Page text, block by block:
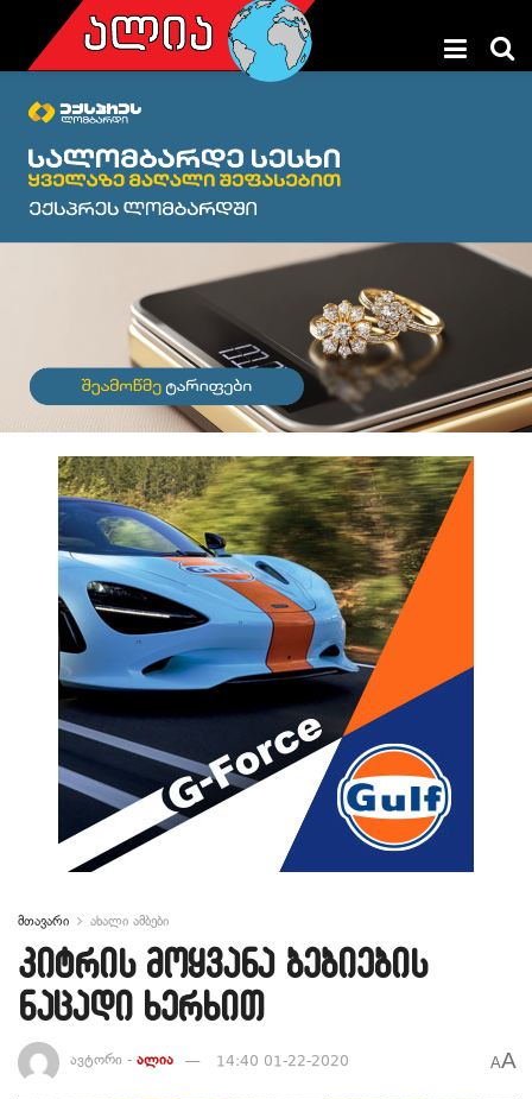
მთავარი ახალი ამბები
კიტრის მოყვანა ბებიების
ნაცადი ხერხით
ავტორი - ალია 14:40 01-22-2020 AA